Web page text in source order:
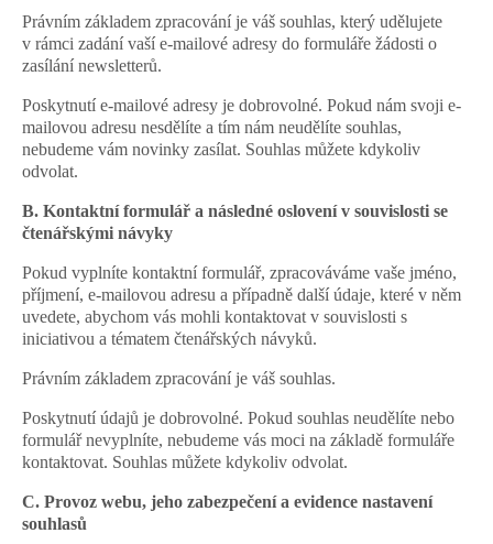
Právním základem zpracování je váš souhlas, který udělujete
v rámci zadání vaší e-mailové adresy do formuláře žádosti o
zasílání newsletterů.
Poskytnutí e-mailové adresy je dobrovolné. Pokud nám svoji e-
mailovou adresu nesdělíte a tím nám neudělíte souhlas,
nebudeme vám novinky zasílat. Souhlas můžete kdykoliv
odvolat.
B. Kontaktní formulář a následné oslovení v souvislosti se
čtenářskými návyky
Pokud vyplníte kontaktní formulář, zpracováváme vaše jméno,
příjmení, e-mailovou adresu a případně další údaje, které v něm
uvedete, abychom vás mohli kontaktovat v souvislosti s
iniciativou a tématem čtenářských návyků.
Právním základem zpracování je váš souhlas.
Poskytnutí údajů je dobrovolné. Pokud souhlas neudělíte nebo
formulář nevyplníte, nebudeme vás moci na základě formuláře
kontaktovat. Souhlas můžete kdykoliv odvolat.
C. Provoz webu, jeho zabezpečení a evidence nastavení
souhlasů